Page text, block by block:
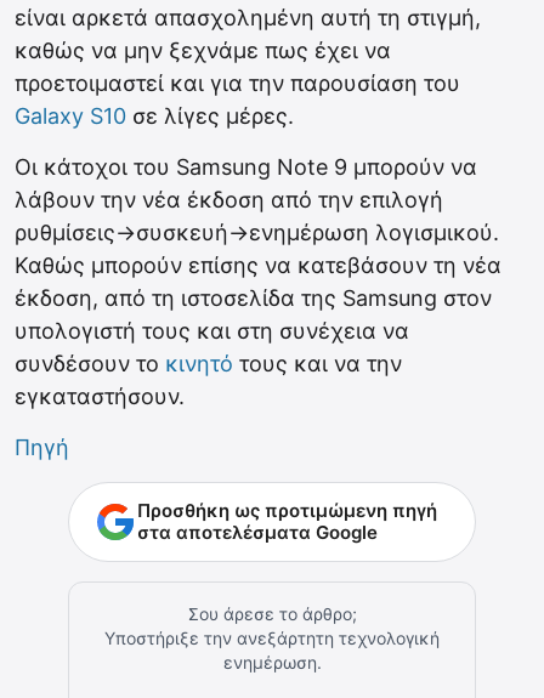
είναι αρκετά απασχολημένη αυτή τη στιγμή,
καθώς να μην ξεχνάμε πως έχει να
προετοιμαστεί και για την παρουσίαση του
Galaxy S10 σε λίγες μέρες.
Οι κάτοχοι του Samsung Note 9 μπορούν να
λάβουν την νέα έκδοση από την επιλογή
ρυθμίσεις->συσκευή->ενημέρωση λογισμικού.
Καθώς μπορούν επίσης να κατεβάσουν τη νέα
έκδοση, από τη ιστοσελίδα της Samsung στον
υπολογιστή τους και στη συνέχεια να
συνδέσουν το κινητό τους και να την
εγκαταστήσουν.
Πηγή
Προσθήκη ως προτιμώμενη πηγή
στα αποτελέσματα Google
Σου άρεσε το άρθρο;
Υποστήριξε την ανεξάρτητη τεχνολογική
ενημέρωση.